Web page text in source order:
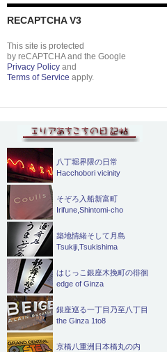
RECAPTCHA V3
This site is protected
by reCAPTCHA and the Google
Privacy Policy and
Terms of Service apply.
八丁堀界隈の日常
Hacchobori vicinity
そぞろ入船新富町
Irifune,Shintomi-cho
築地情緒そして月島
Tsukiji,Tsukishima
はじっこ銀座木挽町の徘徊
edge of Ginza
銀座巡る一丁目乃至八丁目
the Ginza 1to8
京橋八重洲日本橋丸の内